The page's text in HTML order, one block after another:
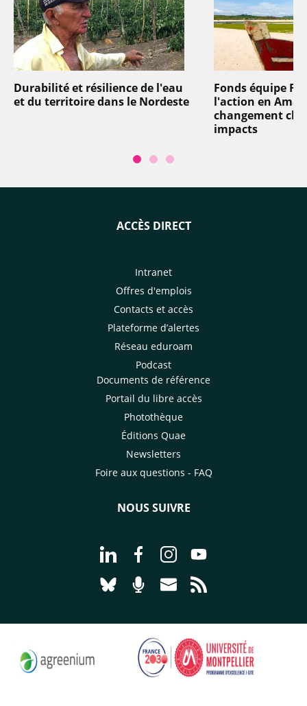
Durabilité et résilience de l'eau
et du territoire dans le Nordeste
Fonds équipe
l'action en
changement
impacts
ACCÈS DIRECT
Intranet
Offres d'emplois
Contacts et accès
Plateforme d’alertes
Réseau eduroam
Podcast
Documents de référence
Portail du libre accès
Photothèque
Éditions Quae
Newsletters
Foire aux questions - FAQ
NOUS SUIVRE
Aller à la page Nous suivre sur
Aller à la page Nous suivre sur
Aller à la page Nous
Aller à la page
Aller à la page Nous suivre sur
Aller à la page Nourrir le
Aller à la page Nous